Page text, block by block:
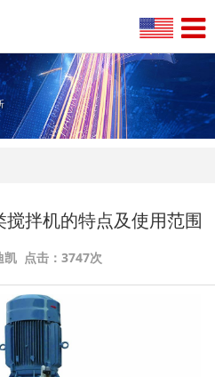
拌机的特点及使用范围
凯 点击：3747次